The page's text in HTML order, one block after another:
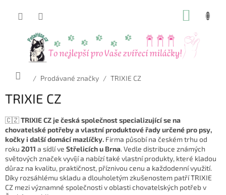
Domů
/ Prodávané značky / TRIXIE CZ
TRIXIE CZ
🇨🇿TRIXIE CZ je česká společnost specializující se na
chovatelské potřeby a vlastní produktové řady určené pro psy,
kočky i další domácí mazlíčky. Firma působí na českém trhu od
roku 2011 a sídlí ve Střelicích u Brna. Vedle distribuce známých
světových značek vyvíjí a nabízí také vlastní produkty, které kladou
důraz na kvalitu, praktičnost, příznivou cenu a každodenní využití.
Díky rozsáhlému skladu a dlouholetým zkušenostem patří TRIXIE
CZ mezi významné společnosti v oblasti chovatelských potřeb v